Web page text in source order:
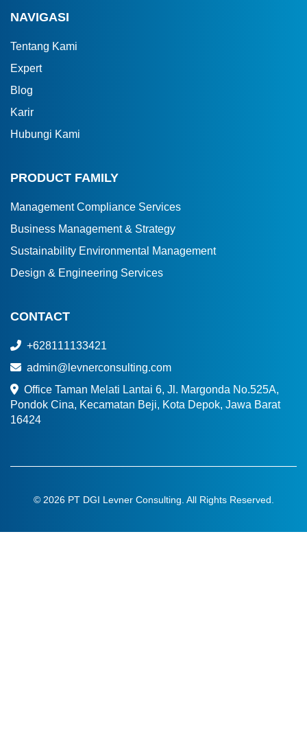
NAVIGASI
Tentang Kami
Expert
Blog
Karir
Hubungi Kami
PRODUCT FAMILY
Management Compliance Services
Business Management & Strategy
Sustainability Environmental Management
Design & Engineering Services
CONTACT
+628111133421
admin@levnerconsulting.com
Office Taman Melati Lantai 6, Jl. Margonda No.525A,
Pondok Cina, Kecamatan Beji, Kota Depok, Jawa Barat
16424
© 2026 PT DGI Levner Consulting. All Rights Reserved.